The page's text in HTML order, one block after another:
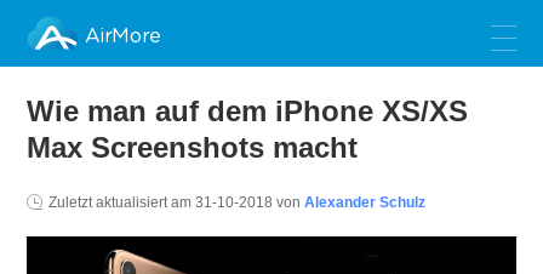
AirMore
Wie man auf dem iPhone XS/XS
Max Screenshots macht
Zuletzt aktualisiert am31-10-2018 vonAlexander Schulz